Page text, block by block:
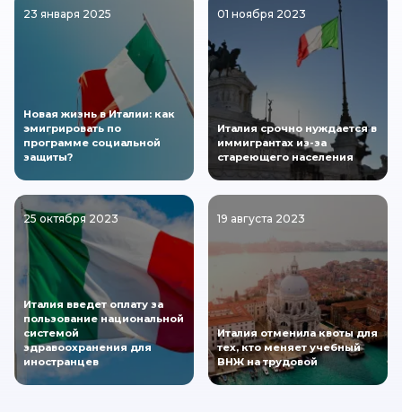
23 января 2025
Новая жизнь в Италии: как
эмигрировать по
программе социальной
защиты?
01 ноября 2023
Италия срочно нуждается в
иммигрантах из-за
стареющего населения
25 октября 2023
Италия введет оплату за
пользование национальной
системой
здравоохранения для
иностранцев
19 августа 2023
Италия отменила квоты для
тех, кто меняет учебный
ВНЖ на трудовой